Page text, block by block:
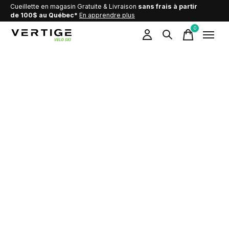
Cueillette en magasin Gratuite & Livraison sans frais à partir
de 100$ au Québec* En apprendre plus
0items